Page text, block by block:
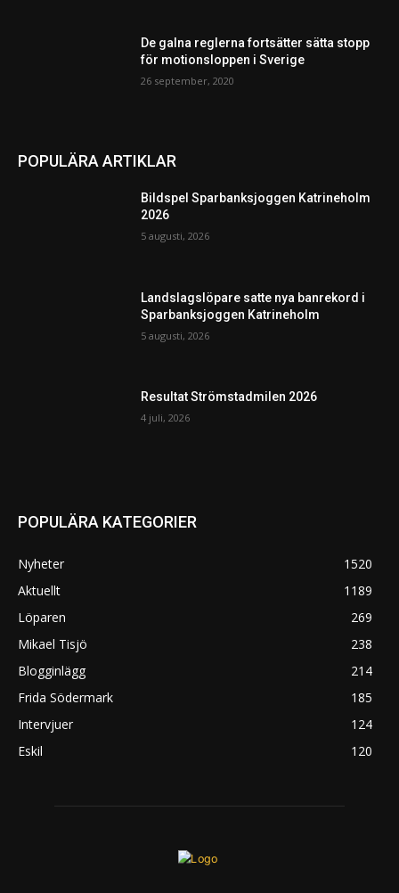
De galna reglerna fortsätter sätta stopp
för motionsloppen i Sverige
26 september, 2020
POPULÄRA ARTIKLAR
Bildspel Sparbanksjoggen Katrineholm
2026
5 augusti, 2026
Landslagslöpare satte nya banrekord i
Sparbanksjoggen Katrineholm
5 augusti, 2026
Resultat Strömstadmilen 2026
4 juli, 2026
POPULÄRA KATEGORIER
Nyheter
1520
Aktuellt
1189
Löparen
269
Mikael Tisjö
238
Blogginlägg
214
Frida Södermark
185
Intervjuer
124
Eskil
120